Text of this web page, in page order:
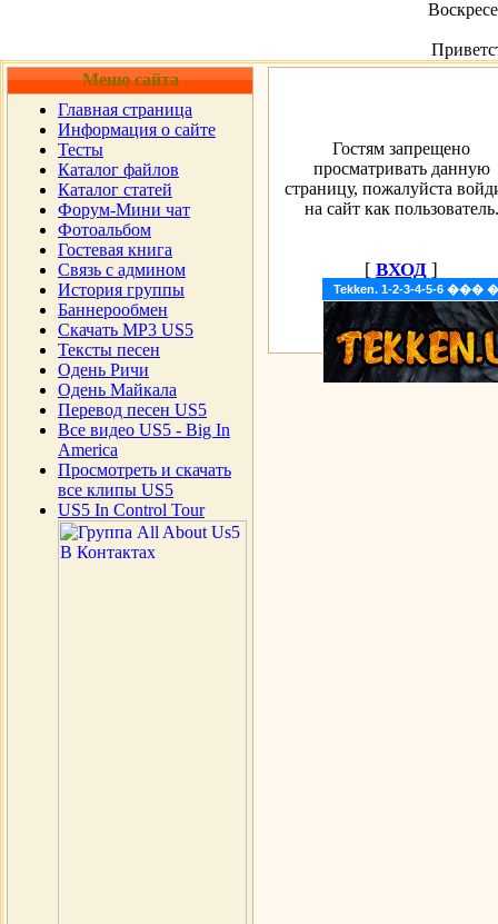
Меню сайта
Главная страница
Информация о сайте
Тесты
Каталог файлов
Каталог статей
Форум-Мини чат
Фотоальбом
Гостевая книга
Cвязь с админом
История группы
Баннерообмен
Скачать MP3 US5
Тексты песен
Одень Ричи
Одень Майкала
Перевод песен US5
Все видео US5 - Big In
America
Просмотреть и скачать
все клипы US5
US5 In Control Tour
Tekken. 1-2-3-4-5-6
Гостям запрещено
просматривать данную
страницу, пожалуйста
на сайт как пользователь.
[ ВХОД ]